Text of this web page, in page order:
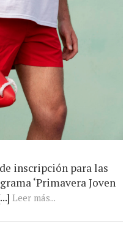
inscripción para las
‘Primavera Joven
Leer más...